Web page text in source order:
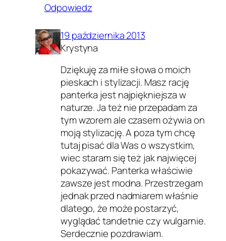
Odpowiedz
19 października 2013
Krystyna
Dziękuję za miłe słowa o moich
pieskach i stylizacji. Masz rację
panterka jest najpiękniejsza w
naturze. Ja też nie przepadam za
tym wzorem ale czasem ożywia on
moją stylizację. A poza tym chcę
tutaj pisać dla Was o wszystkim,
wiec staram się też jak najwięcej
pokazywać. Panterka właściwie
zawsze jest modna. Przestrzegam
jednak przed nadmiarem właśnie
dlatego, że może postarzyć,
wyglądać tandetnie czy wulgarnie.
Serdecznie pozdrawiam.